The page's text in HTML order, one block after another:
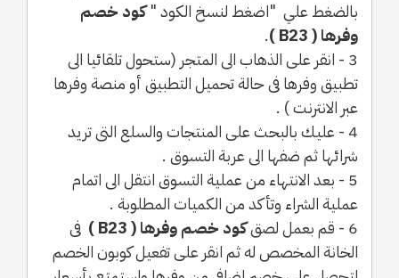
بالضغط علي "اضغط لنسخ الكود "كود خصم
وفرها ( B23 )
.
3 - انقر على الذهاب الى المتجر (ستحول تلقائيا الى
تطبيق وفرها فى حالة تحميل التطبيق أو منصة وفرها
عبر الانترنت ) .
4 - عليك بالبحث على المنتجات والسلع التى تريد
شرائها ثم ضفها الى عربة التسوق .
5 - بعد الانتهاء من عملية التسوق انتقل الى اتمام
عملية الشراء وتأكد من الكميات المطلوبة .
6 - قم بعمل لصق
كود خصم وفرها ( B23 )
فى
الخانة المخصص له ثم انقر على تفعيل كوبون الخصم